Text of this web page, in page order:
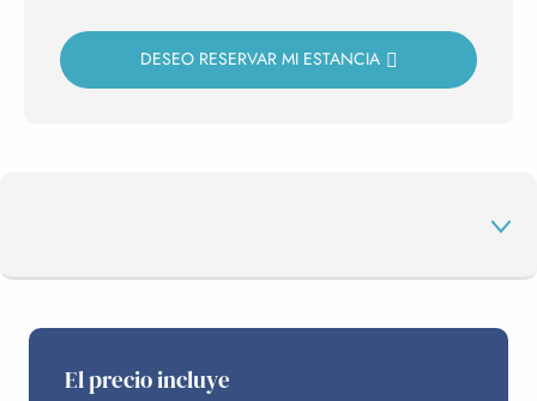
DESEO RESERVAR MI ESTANCIA
El precio incluye